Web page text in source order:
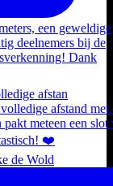
afstan
de Wold